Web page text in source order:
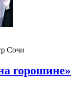
Сочи
горошине»